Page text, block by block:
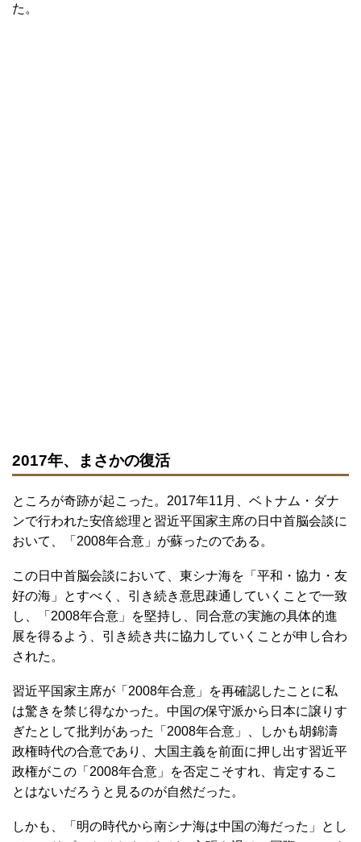
た。
2017年、まさかの復活
ところが奇跡が起こった。2017年11月、ベトナム・ダナ
ンで行われた安倍総理と習近平国家主席の日中首脳会談に
おいて、「2008年合意」が蘇ったのである。
この日中首脳会談において、東シナ海を「平和・協力・友
好の海」とすべく、引き続き意思疎通していくことで一致
し、「2008年合意」を堅持し、同合意の実施の具体的進
展を得るよう、引き続き共に協力していくことが申し合わ
された。
習近平国家主席が「2008年合意」を再確認したことに私
は驚きを禁じ得なかった。中国の保守派から日本に譲りす
ぎたとして批判があった「2008年合意」、しかも胡錦濤
政権時代の合意であり、大国主義を前面に押し出す習近平
政権がこの「2008年合意」を否定こそすれ、肯定するこ
とはないだろうと見るのが自然だった。
しかも、「明の時代から南シナ海は中国の海だった」とし